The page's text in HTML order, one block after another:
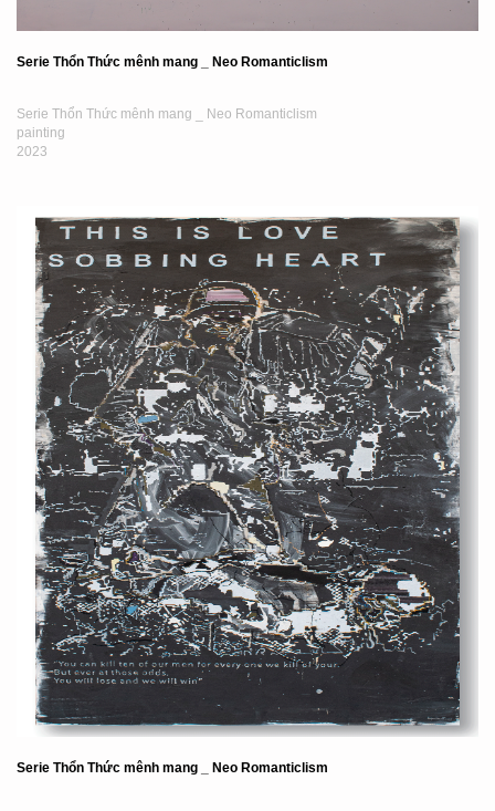
Serie Thổn Thức mênh mang _ Neo Romanticlism
Serie Thổn Thức mênh mang _ Neo Romanticlism
painting
2023
Serie Thổn Thức mênh mang _ Neo Romanticlism